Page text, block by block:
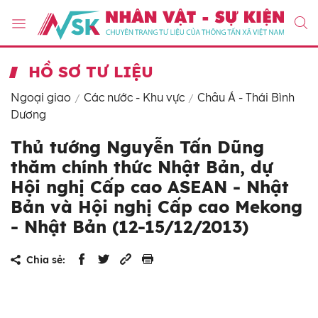
HỒ SƠ TƯ LIỆU
Ngoại giao Các nước - Khu vực
Châu Á - Thái Bình
Dương
Thủ tướng Nguyễn Tấn Dũng
thăm chính thức Nhật Bản, dự
Hội nghị Cấp cao ASEAN - Nhật
Bản và Hội nghị Cấp cao Mekong
- Nhật Bản (12-15/12/2013)
Chia sẻ: